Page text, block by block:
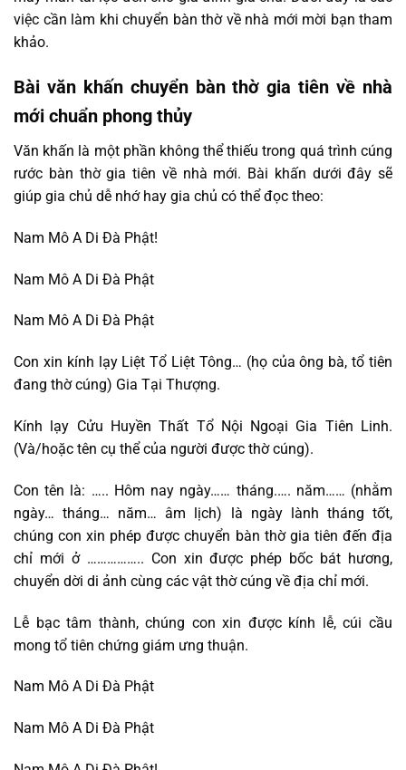
việc cần làm khi chuyển bàn thờ về nhà mới mời bạn tham
khảo.
Bài văn khấn chuyển bàn thờ gia tiên về nhà
mới chuẩn phong thủy
Văn khấn là một phần không thể thiếu trong quá trình cúng
rước bàn thờ gia tiên về nhà mới. Bài khấn dưới đây sẽ
giúp gia chủ dễ nhớ hay gia chủ có thể đọc theo:
Nam Mô A Di Đà Phật!
Nam Mô A Di Đà Phật
Nam Mô A Di Đà Phật
Con xin kính lạy Liệt Tổ Liệt Tông… (họ của ông bà, tổ tiên
đang thờ cúng) Gia Tại Thượng.
Kính lạy Cửu Huyền Thất Tổ Nội Ngoại Gia Tiên Linh.
(Và/hoặc tên cụ thể của người được thờ cúng).
Con tên là: ….. Hôm nay ngày…… tháng.…. năm…… (nhằm
ngày… tháng… năm… âm lịch) là ngày lành tháng tốt,
chúng con xin phép được chuyển bàn thờ gia tiên đến địa
chỉ mới ở …………….. Con xin được phép bốc bát hương,
chuyển dời di ảnh cùng các vật thờ cúng về địa chỉ mới.
Lễ bạc tâm thành, chúng con xin được kính lễ, cúi cầu
mong tổ tiên chứng giám ưng thuận.
Nam Mô A Di Đà Phật
Nam Mô A Di Đà Phật